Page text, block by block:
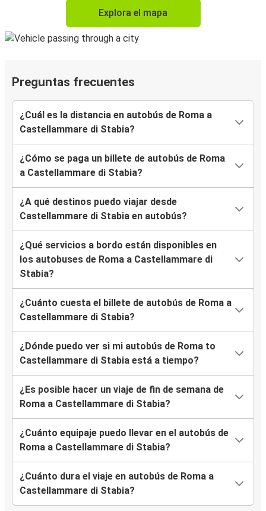
Explora el mapa
Preguntas frecuentes
¿Cuál es la distancia en autobús de Roma a
Castellammare di Stabia?
¿Cómo se paga un billete de autobús de Roma
a Castellammare di Stabia?
¿A qué destinos puedo viajar desde
Castellammare di Stabia en autobús?
¿Qué servicios a bordo están disponibles en
los autobuses de Roma a Castellammare di
Stabia?
¿Cuánto cuesta el billete de autobús de Roma a
Castellammare di Stabia?
¿Dónde puedo ver si mi autobús de Roma to
Castellammare di Stabia está a tiempo?
¿Es posible hacer un viaje de fin de semana de
Roma a Castellammare di Stabia?
¿Cuánto equipaje puedo llevar en el autobús de
Roma a Castellammare di Stabia?
¿Cuánto dura el viaje en autobús de Roma a
Castellammare di Stabia?